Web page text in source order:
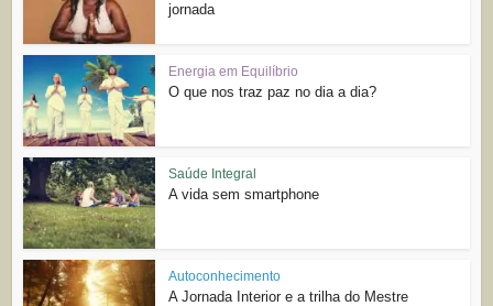
jornada
Energia em Equilíbrio
O que nos traz paz no dia a dia?
Saúde Integral
A vida sem smartphone
Autoconhecimento
A Jornada Interior e a trilha do Mestre